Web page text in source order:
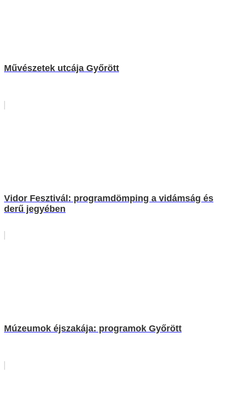
Művészetek utcája Győrött
Vidor Fesztivál: programdömping a vidámság és
derű jegyében
Múzeumok éjszakája: programok Győrött